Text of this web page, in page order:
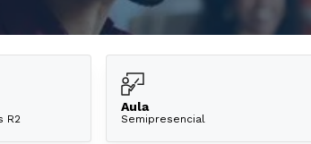
R2
Aula
Semipresencial